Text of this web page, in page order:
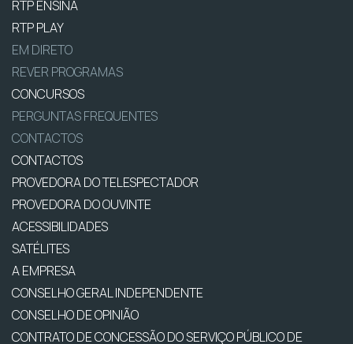
RTP ENSINA
RTP PLAY
EM DIRETO
REVER PROGRAMAS
CONCURSOS
PERGUNTAS FREQUENTES
CONTACTOS
CONTACTOS
PROVEDORA DO TELESPECTADOR
PROVEDORA DO OUVINTE
ACESSIBILIDADES
SATÉLITES
A EMPRESA
CONSELHO GERAL INDEPENDENTE
CONSELHO DE OPINIÃO
CONTRATO DE CONCESSÃO DO SERVIÇO PÚBLICO DE